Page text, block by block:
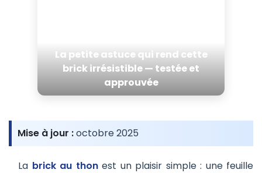
La petite astuce qui rend cette
brick irrésistible — testée et
approuvée
Mise à jour :octobre 2025
La brick au thonest un plaisir simple : une feuille